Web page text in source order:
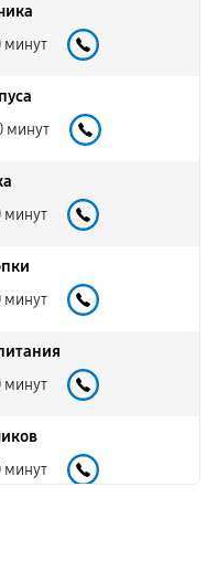
минут
минут
минут
минут
минут
минут